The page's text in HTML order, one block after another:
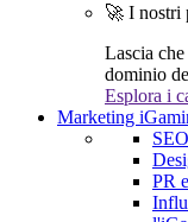
🚀 I nostri
Lascia
dominio
Esplora i
Marketing
PR